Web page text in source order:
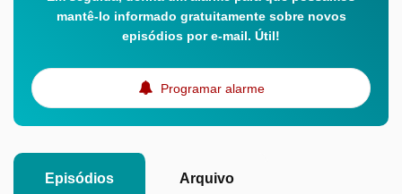
mantê-lo informado gratuitamente sobre novos
episódios por e-mail. Útil!
Programar alarme
Episódios Arquivo